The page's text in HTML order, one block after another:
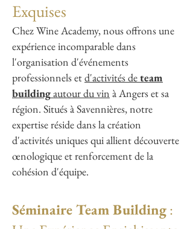
Exquises
Chez Wine Academy, nous offrons une
expérience incomparable dans
l'organisation d'événements
professionnels etd'activités deteam
buildingautour du vin à Angers et sa
région. Situés à Savennières, notre
expertise réside dans la création
d'activités uniques qui allient découverte
œnologique et renforcement de la
cohésion d'équipe.
Séminaire Team Building: